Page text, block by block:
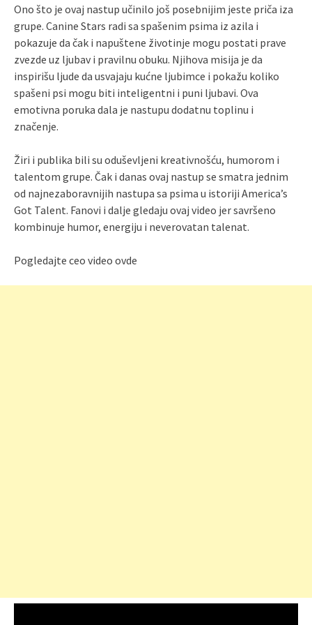
Ono što je ovaj nastup učinilo još posebnijim jeste priča iza
grupe. Canine Stars radi sa spašenim psima iz azila i
pokazuje da čak i napuštene životinje mogu postati prave
zvezde uz ljubav i pravilnu obuku. Njihova misija je da
inspirišu ljude da usvajaju kućne ljubimce i pokažu koliko
spašeni psi mogu biti inteligentni i puni ljubavi. Ova
emotivna poruka dala je nastupu dodatnu toplinu i
značenje.
Žiri i publika bili su oduševljeni kreativnošću, humorom i
talentom grupe. Čak i danas ovaj nastup se smatra jednim
od najnezaboravnijih nastupa sa psima u istoriji America’s
Got Talent. Fanovi i dalje gledaju ovaj video jer savršeno
kombinuje humor, energiju i neverovatan talenat.
Pogledajte ceo video ovde